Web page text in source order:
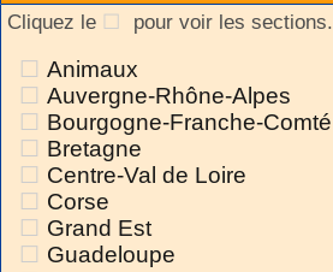
Cliquez le
pour voir les sections.
Animaux
Auvergne-Rhône-Alpes
Bourgogne-Franche-Comté
Bretagne
Centre-Val de Loire
Corse
Grand Est
Guadeloupe